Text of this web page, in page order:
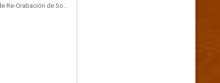
Sound Designer, Mezclador de Re-Grabación de Sonido